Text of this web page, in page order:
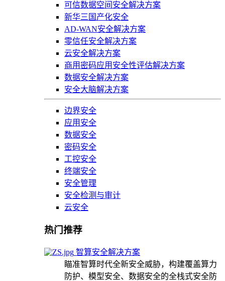
可信数据空间安全解决方案
新华三国产化安全
AD-WAN安全解决方案
零信任安全解决方案
云安全解决方案
商用密码应用安全性评估解决方案
数据安全解决方案
安全大脑解决方案
边界安全
应用安全
数据安全
密码安全
工控安全
终端安全
安全管理
安全检测与审计
云安全
热门推荐
智算安全解决方案
瞄准智算时代全新安全威胁，构建覆盖算力
防护、模型安全、数据安全的全栈式安全防